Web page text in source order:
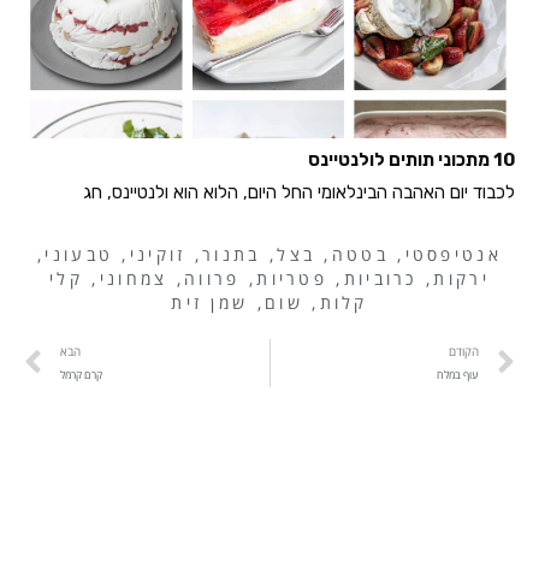
10 מתכוני תותים לולנטיינס
לכבוד יום האהבה הבינלאומי החל היום, הלוא הוא ולנטיינס, חג
אנטיפסטי , בטטה , בצל, בתנור, זוקיני , טבעוני ,
ירקות , כרוביות , פטריות , פרווה , צמחוני , קלי
קלות , שום , שמן זית
הקודם
עוף במלח
הבא
קרם קרמל